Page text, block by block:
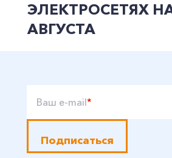
ЭЛЕКТРОСЕТЯХ
АВГУСТА
Ваш e-mail*
Подписаться